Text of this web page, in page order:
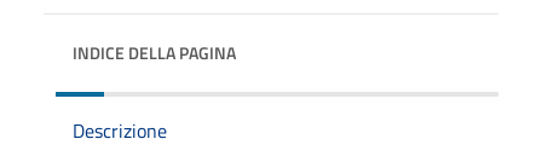
INDICE DELLA PAGINA
Descrizione